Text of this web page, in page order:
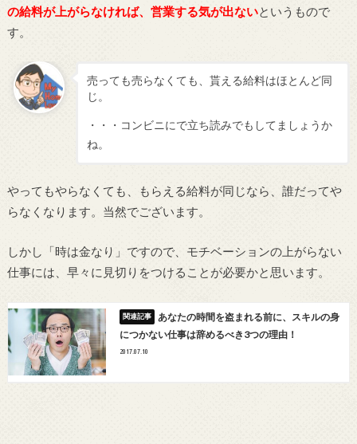
の給料が上がらなければ、営業する気が出ないというもので
す。
売っても売らなくても、貰える給料はほとんど同
じ。
・・・コンビニにで立ち読みでもしてましょうか
ね。
やってもやらなくても、もらえる給料が同じなら、誰だってや
らなくなります。当然でございます。
しかし「時は金なり」ですので、モチベーションの上がらない
仕事には、早々に見切りをつけることが必要かと思います。
あなたの時間を盗まれる前に、スキルの身
につかない仕事は辞めるべき3つの理由！
2017.07.10